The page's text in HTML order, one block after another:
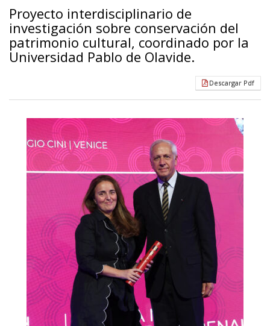
Proyecto interdisciplinario de
investigación sobre conservación del
patrimonio cultural, coordinado por la
Universidad Pablo de Olavide.
Descargar Pdf